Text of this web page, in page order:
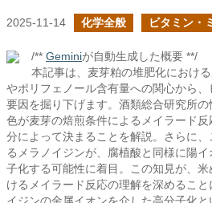
2025-11-14 化学全般 ビタミン・
/** Geminiが自動生成した概要 **/
本記事は、麦芽粕の堆肥化におけ
やポリフェノール含有量への関心から
要因を掘り下げます。酒類総合研究所
色が麦芽の焙煎条件によるメイラード
分によって決まることを解説。さらに
るメラノイジンが、腐植酸と同様に陽
子化する可能性に着目。この知見が、
けるメイラード反応の理解を深めるこ